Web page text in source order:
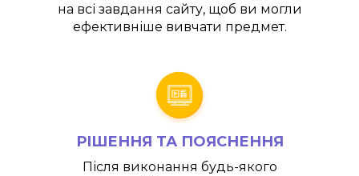
на всі завдання сайту, щоб ви могли
ефективніше вивчати предмет.
РІШЕННЯ ТА ПОЯСНЕННЯ
Після виконання будь-якого